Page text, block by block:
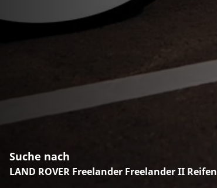
Suche nach
LAND ROVER Freelander Freelander II Reifen